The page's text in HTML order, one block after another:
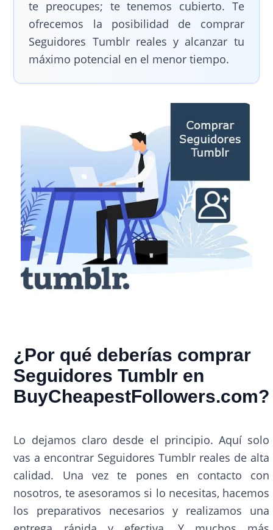
te preocupes; te tenemos cubierto. Te
ofrecemos la posibilidad de comprar
Seguidores Tumblr reales y alcanzar tu
máximo potencial en el menor tiempo.
¿Por qué deberías comprar
Seguidores Tumblr en
BuyCheapestFollowers.com?
Lo dejamos claro desde el principio. Aquí solo
vas a encontrar Seguidores Tumblr reales de alta
calidad. Una vez te pones en contacto con
nosotros, te asesoramos si lo necesitas, hacemos
los preparativos necesarios y realizamos una